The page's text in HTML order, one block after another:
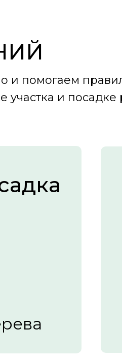
и помогаем
участка и